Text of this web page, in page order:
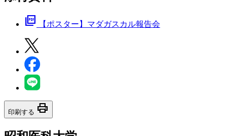
picture_as_pdf 【ポスター】マダガスカル報告会
印刷する print